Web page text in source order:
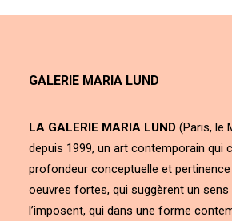
GALERIE MARIA LUND
LA GALERIE MARIA LUND (Paris, le
depuis 1999, un art contemporain qui
profondeur conceptuelle et
oeuvres fortes, qui suggèrent un sens
l’imposent, qui dans une forme